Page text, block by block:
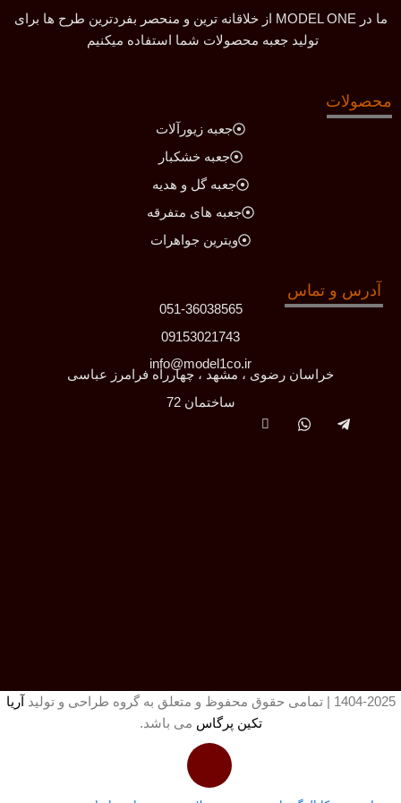
ما در MODEL ONE از خلاقانه ترین و منحصر بفردترین طرح ها برای
تولید جعبه محصولات شما استفاده میکنیم
محصولات
جعبه زیورآلات
جعبه خشکبار
جعبه گل و هدیه
جعبه های متفرقه
ویترین جواهرات
آدرس و تماس
051-36038565
09153021743
info@model1co.ir
خراسان رضوی ، مشهد ، چهارراه فرامرز عباسی
ساختمان 72
1404-2025 | تمامی حقوق محفوظ و متعلق به گروه طراحی و تولید
آریا
تکین پرگاس می باشد.